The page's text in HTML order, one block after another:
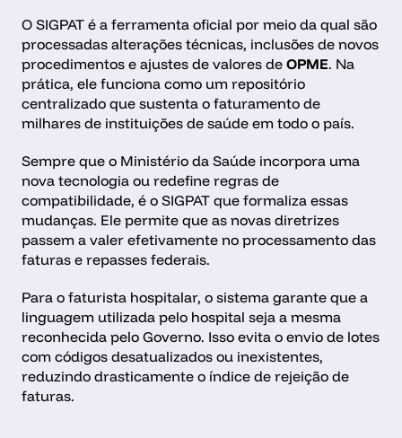
O SIGPAT é a ferramenta oficial por meio da qual são
processadas alterações técnicas, inclusões de novos
procedimentos e ajustes de valores de OPME. Na
prática, ele funciona como um repositório
centralizado que sustenta o faturamento de
milhares de instituições de saúde em todo o país.
Sempre que o Ministério da Saúde incorpora uma
nova tecnologia ou redefine regras de
compatibilidade, é o SIGPAT que formaliza essas
mudanças. Ele permite que as novas diretrizes
passem a valer efetivamente no processamento das
faturas e repasses federais.
Para o faturista hospitalar, o sistema garante que a
linguagem utilizada pelo hospital seja a mesma
reconhecida pelo Governo. Isso evita o envio de lotes
com códigos desatualizados ou inexistentes,
reduzindo drasticamente o índice de rejeição de
faturas.